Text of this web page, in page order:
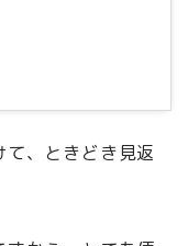
、ときどき見返